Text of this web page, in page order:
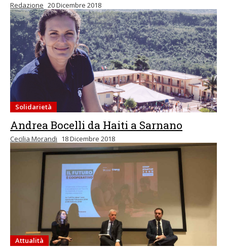
Redazione 20 Dicembre 2018
Solidarietà
Andrea Bocelli da Haiti a Sarnano
Cecilia Morandi 18 Dicembre 2018
Attualità